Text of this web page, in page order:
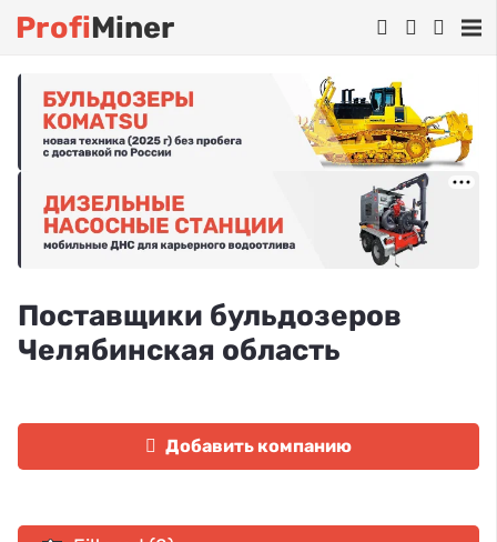
ProfiMiner
Поставщики бульдозеров
Челябинская область
Добавить компанию